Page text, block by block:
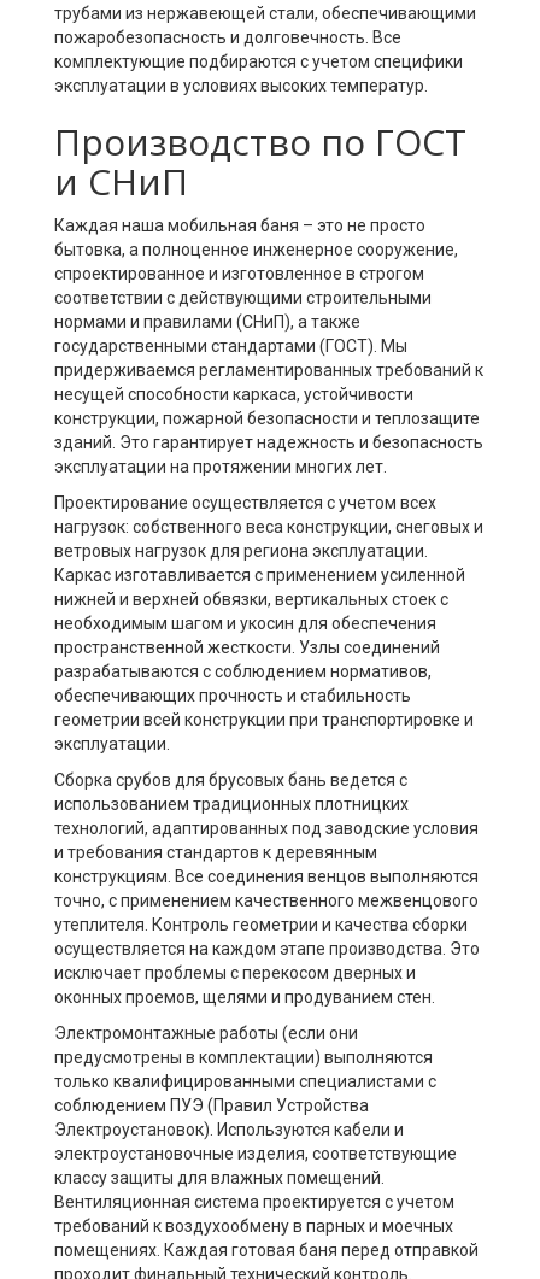
трубами из нержавеющей стали, обеспечивающими
пожаробезопасность и долговечность. Все
комплектующие подбираются с учетом специфики
эксплуатации в условиях высоких температур.
Производство по ГОСТ
и СНиП
Каждая наша мобильная баня – это не просто
бытовка, а полноценное инженерное сооружение,
спроектированное и изготовленное в строгом
соответствии с действующими строительными
нормами и правилами (СНиП), а также
государственными стандартами (ГОСТ). Мы
придерживаемся регламентированных требований к
несущей способности каркаса, устойчивости
конструкции, пожарной безопасности и теплозащите
зданий. Это гарантирует надежность и безопасность
эксплуатации на протяжении многих лет.
Проектирование осуществляется с учетом всех
нагрузок: собственного веса конструкции, снеговых и
ветровых нагрузок для региона эксплуатации.
Каркас изготавливается с применением усиленной
нижней и верхней обвязки, вертикальных стоек с
необходимым шагом и укосин для обеспечения
пространственной жесткости. Узлы соединений
разрабатываются с соблюдением нормативов,
обеспечивающих прочность и стабильность
геометрии всей конструкции при транспортировке и
эксплуатации.
Сборка срубов для брусовых бань ведется с
использованием традиционных плотницких
технологий, адаптированных под заводские условия
и требования стандартов к деревянным
конструкциям. Все соединения венцов выполняются
точно, с применением качественного межвенцового
утеплителя. Контроль геометрии и качества сборки
осуществляется на каждом этапе производства. Это
исключает проблемы с перекосом дверных и
оконных проемов, щелями и продуванием стен.
Электромонтажные работы (если они
предусмотрены в комплектации) выполняются
только квалифицированными специалистами с
соблюдением ПУЭ (Правил Устройства
Электроустановок). Используются кабели и
электроустановочные изделия, соответствующие
классу защиты для влажных помещений.
Вентиляционная система проектируется с учетом
требований к воздухообмену в парных и моечных
помещениях. Каждая готовая баня перед отправкой
проходит финальный технический контроль.